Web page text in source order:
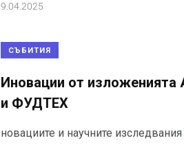
9.04.2025
СЪБИТИЯ
Иновации от
и ФУДТЕХ
новациите и научните